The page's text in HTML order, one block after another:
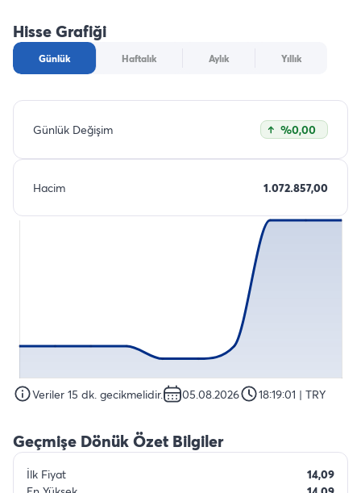
Hisse Grafiği
Günlük Haftalık Aylık Yıllık
Günlük Değişim %0,00
Hacim 1.072.857,00
Veriler 15 dk. gecikmelidir. 05.08.2026 18:19:01 | TRY
Geçmişe Dönük Özet Bilgiler
İlk Fiyat
14,09